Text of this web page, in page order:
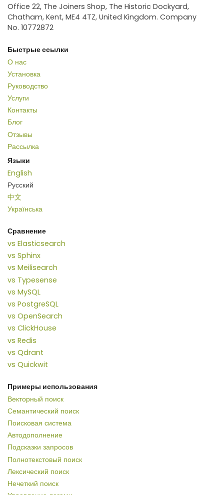
Office 22, The Joiners Shop, The Historic Dockyard,
Chatham, Kent, ME4 4TZ, United Kingdom. Company
No. 10772872
Быстрые ссылки
О нас
Установка
Руководство
Услуги
Контакты
Блог
Отзывы
Рассылка
Языки
English
Русский
中文
Українська
Сравнение
vs Elasticsearch
vs Sphinx
vs Meilisearch
vs Typesense
vs MySQL
vs PostgreSQL
vs OpenSearch
vs ClickHouse
vs Redis
vs Qdrant
vs Quickwit
Примеры использования
Векторный поиск
Семантический поиск
Поисковая система
Автодополнение
Подсказки запросов
Полнотекстовый поиск
Лексический поиск
Нечеткий поиск